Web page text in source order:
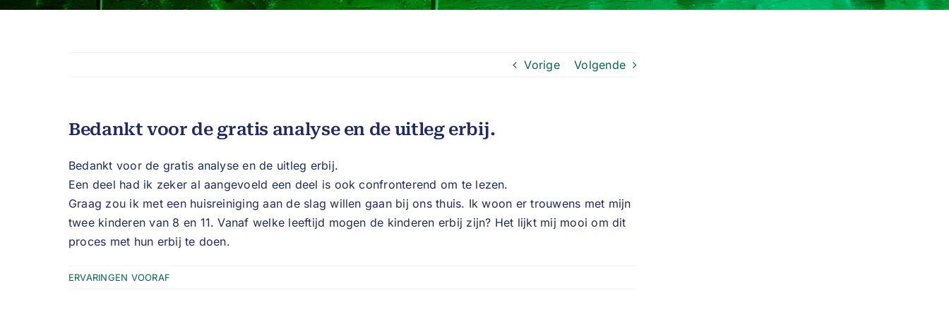
Vorige Volgende
Bedankt voor de gratis analyse en de uitleg erbij.
Bedankt voor de gratis analyse en de uitleg erbij.
Een deel had ik zeker al aangevoeld een deel is ook confronterend om te lezen.
Graag zou ik met een huisreiniging aan de slag willen gaan bij ons thuis. Ik woon er trouwens met mijn
twee kinderen van 8 en 11. Vanaf welke leeftijd mogen de kinderen erbij zijn? Het lijkt mij mooi om dit
proces met hun erbij te doen.
ERVARINGEN VOORAF